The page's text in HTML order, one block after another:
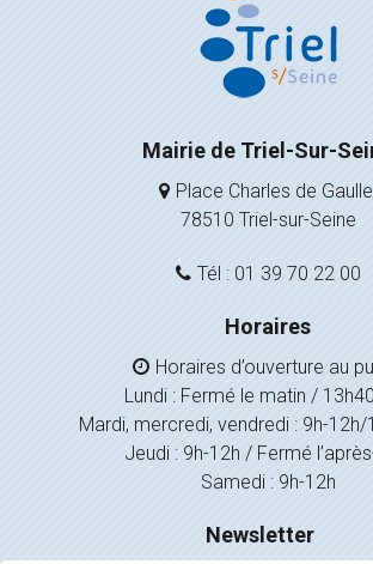
Mairie de Triel-Sur-
Place Charles de
78510 Triel-sur-Seine
Tél : 01 39 70 22 00
Horaires
Horaires d’ouverture au
Lundi : Fermé le matin /
Mardi, mercredi, vendredi : 9h-12h/
Jeudi : 9h-12h / Fermé
Samedi : 9h-12h
Newsletter